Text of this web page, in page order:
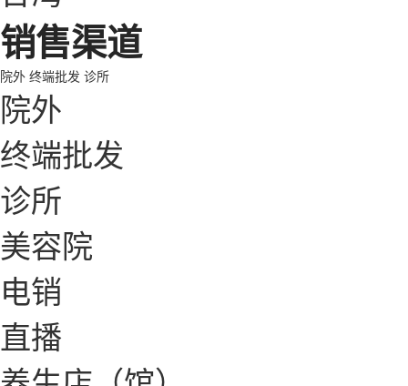
销售渠道
院外 终端批发 诊所
院外
终端批发
诊所
美容院
电销
直播